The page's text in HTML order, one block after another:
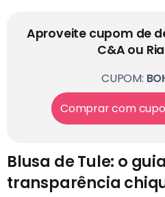
Aproveite cupom de
C&A ou
CUPOM:
Comprar com
Blusa de Tule: o
transparência